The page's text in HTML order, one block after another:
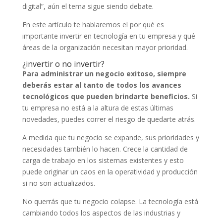
digital”, aún el tema sigue siendo debate.
En este artículo te hablaremos el por qué es
importante invertir en tecnología en tu empresa y qué
áreas de la organización necesitan mayor prioridad.
¿invertir o no invertir?
Para administrar un negocio exitoso, siempre
deberás estar al tanto de todos los avances
tecnológicos que pueden brindarte beneficios. Si
tu empresa no está a la altura de estas últimas
novedades, puedes correr el riesgo de quedarte atrás.
A medida que tu negocio se expande, sus prioridades y
necesidades también lo hacen. Crece la cantidad de
carga de trabajo en los sistemas existentes y esto
puede originar un caos en la operatividad y producción
si no son actualizados.
No querrás que tu negocio colapse. La tecnología está
cambiando todos los aspectos de las industrias y